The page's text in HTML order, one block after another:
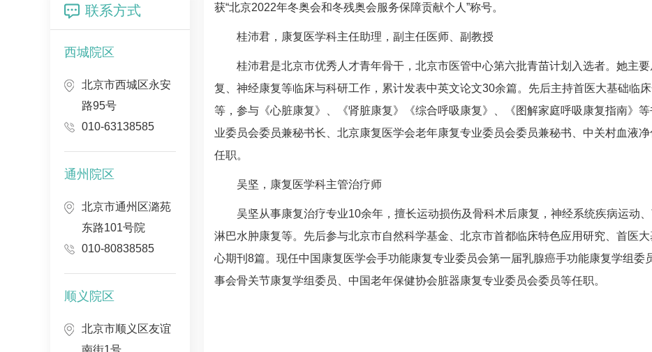
联系方式
西城院区
北京市西城区永安
路95号
010-63138585
通州院区
北京市通州区潞苑
东路101号院
010-80838585
顺义院区
北京市顺义区友谊
南街1号
获“北京2022年冬奥会和冬残奥会服务保障贡献个人”称号。
桂沛君， 康复医学科主任助理，副主任医师、副教授
桂沛君是北京市优秀人才青年骨干，北京市医管中心第六批青苗计划入选者。她主要
复、神经康复等临床与科研工作，累计发表中英文论文30余篇。先后主持首医大基础临
等，参与《心脏康复》、《肾脏康复》《综合呼吸康复》、《图解家庭呼吸康复指南》
业委员会委员兼秘书长、北京康复医学会老年康复专业委员会委员兼秘书、中关村血液
任职。
吴坚， 康复医学科主管治疗师
吴坚从事康复治疗专业10余年，擅长运动损伤及骨科术后康复，神经系统疾病运动
淋巴水肿康复等。先后参与北京市自然科学基金、北京市首都临床特色应用研究、首医
心期刊8篇。现任中国康复医学会手功能康复专业委员会第一届乳腺癌手功能康复学组委
事会骨关节康复学组委员、中国老年保健协会脏器康复专业委员会委员等任职。